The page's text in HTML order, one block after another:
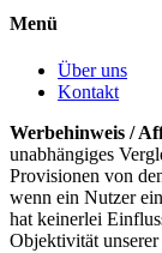
Menü
Über uns
Kontakt
Werbehinweis /
unabhängiges
Provisionen von
wenn ein Nutzer
hat keinerlei
Objektivität